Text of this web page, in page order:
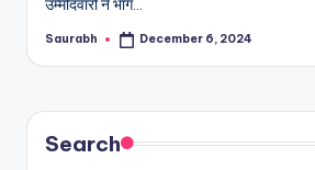
Posted
Saurabh December 6, 2024
Search